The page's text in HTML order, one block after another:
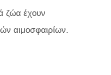
ζώα έχουν
αιμοσφαιρίων.